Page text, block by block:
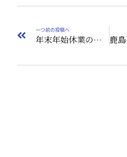
一つ前の投稿へ
年末年始休業のお知らせ